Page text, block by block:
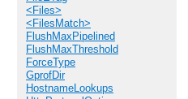
<Files>
<FilesMatch>
FlushMaxPipelined
FlushMaxThreshold
ForceType
GprofDir
HostnameLookups